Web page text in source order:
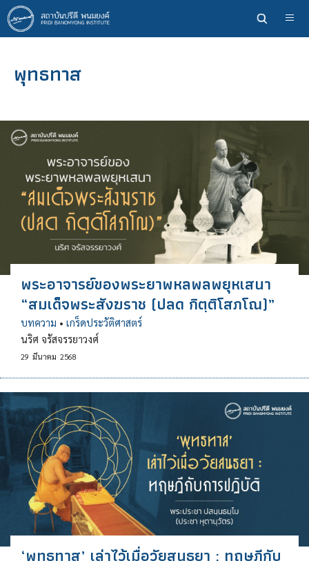
ข้าม
ไป
ยัง
หลักพุทธทาส
พระอาจารย์ของพระยาพหลพลพยุหเสนา
“สมเด็จพระสังฆราช (ปลด กิตฺติโสภโณ)”
บทความ • เกร็ดประวัติศาสตร์
นริศ จรัสจรรยาวงศ์
29 มีนาคม 2568
‘พุทธทาส’ เล่าไว้เมื่อวัยสนธยา : ทฤษฎีกับ